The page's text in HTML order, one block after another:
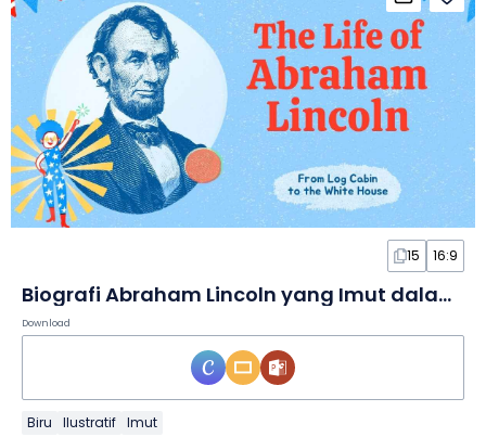
15 16:9
Biografi Abraham Lincoln yang Imut dalam Slide
Download
Biru Ilustratif Imut